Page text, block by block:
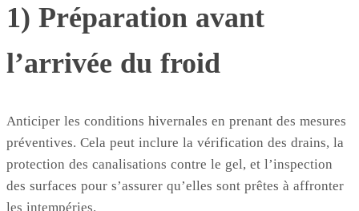
1) Préparation avant
l’arrivée du froid
Anticiper les conditions hivernales en prenant des mesures
préventives. Cela peut inclure la vérification des drains, la
protection des canalisations contre le gel, et l’inspection
des surfaces pour s’assurer qu’elles sont prêtes à affronter
les intempéries.